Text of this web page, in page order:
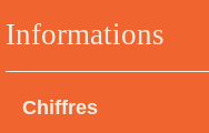
Informations
Chiffres